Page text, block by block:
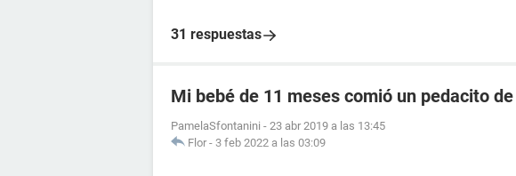
31 respuestas
Mi bebé de 11 meses comió un pedacito
PamelaSfontanini - 23 abr 2019 a las 13:45
Flor - 3 feb 2022 a las 03:09